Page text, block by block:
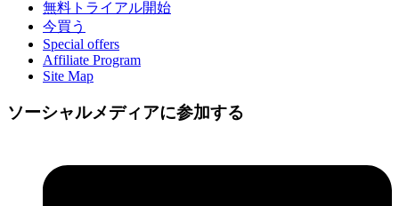
無料トライアル開始
今買う
Special offers
Affiliate Program
Site Map
ソーシャルメディアに参加する